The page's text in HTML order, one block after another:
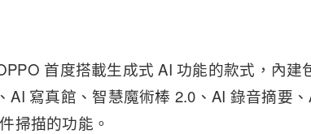
首度搭載生成式 AI 功能的款式，內建
AI 寫真館、智慧魔術棒 2.0、AI 錄音摘要
掃描的功能。